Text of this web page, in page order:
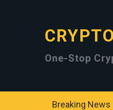
One-Stop
Breaking News